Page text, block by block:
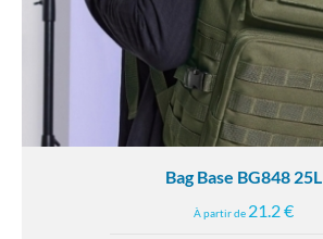
Bag Base BG848 25L
À partir de 21.2 €